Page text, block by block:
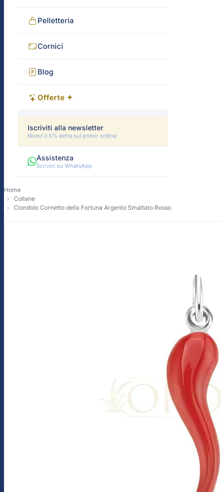
Pelletteria
Cornici
Blog
Offerte ✦
Iscriviti alla newsletter
Ricevi il 5% extra sul primo ordine
Assistenza
Scrivici su WhatsApp
Home
Collane
Ciondolo Cornetto della Fortuna Argento Smaltato Rosso